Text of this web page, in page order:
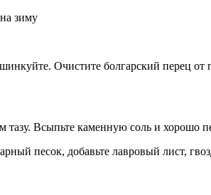
зиму
Очистите болгарский перец
Всыпьте каменную соль и хорошо
песок, добавьте лавровый лист,